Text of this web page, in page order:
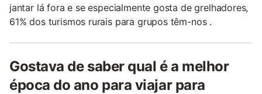
jantar lá fora e se especialmente gosta de grelhadores,
61% dos turismos rurais para grupos têm-nos .
Gostava de saber qual é a melhor
época do ano para viajar para